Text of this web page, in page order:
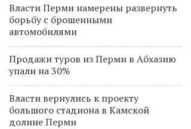
Власти Перми намерены развернуть
борьбу с брошенными
автомобилями
Продажи туров из Перми в Абхазию
упали на 30%
Власти вернулись к проекту
большого стадиона в Камской
долине Перми